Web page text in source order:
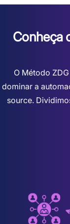
Conheça
O Método
dominar a
source.